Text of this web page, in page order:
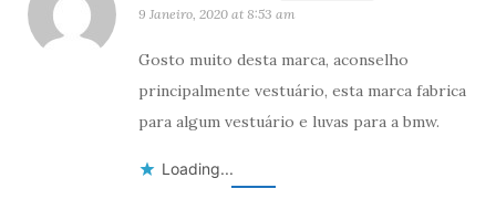
9 Janeiro, 2020 at 8:53 am
Gosto muito desta marca, aconselho
principalmente vestuário, esta marca fabrica
para algum vestuário e luvas para a bmw.
Loading...